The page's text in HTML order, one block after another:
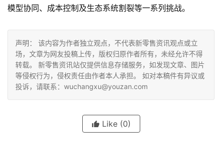
模型协同、成本控制及生态系统割裂等一系列挑战。
声明： 该内容为作者独立观点，不代表新零售资讯观点或立
场，文章为网友投稿上传，版权归原作者所有，未经允许不得
转载。 新零售资讯站仅提供信息存储服务，如发现文章、图片
等侵权行为，侵权责任由作者本人承担。 如对本稿件有异议或
投诉，请联系：wuchangxu@youzan.com
Like (0)